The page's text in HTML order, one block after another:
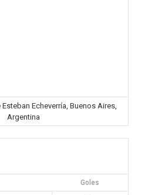
Echeverría, Buenos Aires,
Argentina
Goles